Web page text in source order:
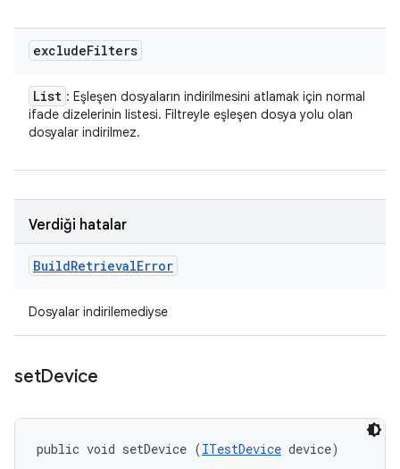
excludeFilters
List : Eşleşen dosyaların indirilmesini atlamak için normal
ifade dizelerinin listesi. Filtreyle eşleşen dosya yolu olan
dosyalar indirilmez.
Verdiği hatalar
BuildRetrievalError
Dosyalar indirilemediyse
setDevice
public void setDevice (ITestDevice device)